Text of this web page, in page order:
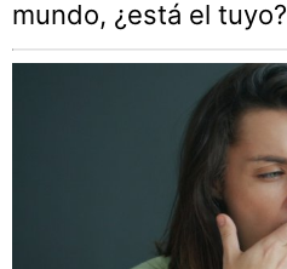
mundo, ¿está el tuyo?